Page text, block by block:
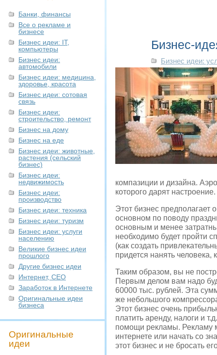
Банки, финансы
Все о рекламе и
бизнесе
Бизнес идеи: IT,
компьютеры
Бизнес идеи:
автомобили
Бизнес идеи: медицина,
здоровье, красота
Бизнес идеи: сотовая
связь
Бизнес идеи:
строительство, ремонт
Бизнес на дому
Бизнес на еде
Бизнес идеи: животные,
растения (сельский
бизнес)
Бизнес идеи:
недвижимость
Бизнес идеи:
производство
Бизнес идеи: техника
Бизнес идеи: туризм
Бизнес идеи: услуги
населению
Великие бизнес идеи
прошлого
Другие бизнес идеи
Интернет, СЕО
Заработок в Интернете
Оригинальные идеи
бизнеса
Оригинальные
идеи
Бизнес-
Бизнес идеи:
компазиции и дизайна.
которого дарят настроение.
Этот бизнес
основном по поводу
основным и менее
необходимо будет пройти
(как создать
придется нанять человека,
Таким образом, вы не
Первым делом вам надо
60000 тыс. рублей. Эта
же небольшого
Этот бизнес очень
платить аренду, налоги и
помощи рекламы. Рекламу
интернете или начать со
этот бизнес и не бросать